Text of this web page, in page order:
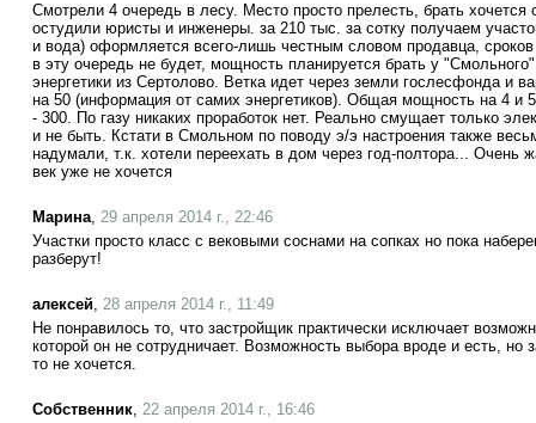
Смотрели 4 очередь в лесу. Место просто прелесть, брать
остудили юристы и инженеры. за 210 тыс. за сотку получаем
и вода) оформляется всего-лишь честным словом продавца, сроков
в эту очередь не будет, мощность планируется брать у
энергетики из Сертолово. Ветка идет через земли гослесфонда и
на 50 (информация от самих энергетиков). Общая мощность на 4 и
- 300. По газу никаких проработок нет. Реально смущает только
и не быть. Кстати в Смольном по поводу э/э настроения также
надумали, т.к. хотели переехать в дом через год-полтора... Очень
век уже не хочется
Марина, 29 апреля 2014 г., 22:46
Участки просто класс с вековыми соснами на сопках но пока
разберут!
алексей, 28 апреля 2014 г., 11:49
Не понравилось то, что застройщик практически исключает
которой он не сотрудничает. Возможность выбора вроде и есть, но
то не хочется.
Собственник, 22 апреля 2014 г., 16:46